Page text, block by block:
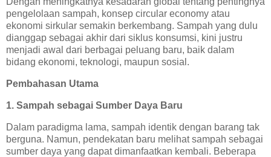
pengelolaan sampah, konsep circular economy atau
ekonomi sirkular semakin berkembang. Sampah yang dulu
dianggap sebagai akhir dari siklus konsumsi, kini justru
menjadi awal dari berbagai peluang baru, baik dalam
bidang ekonomi, teknologi, maupun sosial.
Pembahasan Utama
1. Sampah sebagai Sumber Daya Baru
Dalam paradigma lama, sampah identik dengan barang tak
berguna. Namun, pendekatan baru melihat sampah sebagai
sumber daya yang dapat dimanfaatkan kembali. Beberapa